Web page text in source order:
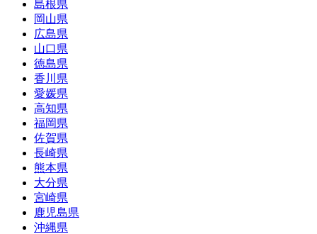
島根県
岡山県
広島県
山口県
徳島県
香川県
愛媛県
高知県
福岡県
佐賀県
長崎県
熊本県
大分県
宮崎県
鹿児島県
沖縄県